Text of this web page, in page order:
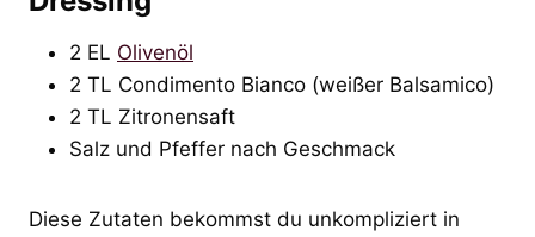
2 EL Olivenöl
2 TL Condimento Bianco (weißer Balsamico)
2 TL Zitronensaft
Salz und Pfeffer nach Geschmack
Diese Zutaten bekommst du unkompliziert in